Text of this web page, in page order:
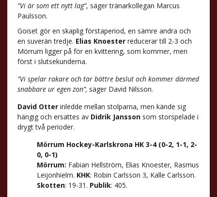
”Vi är som ett nytt lag”, säger tränarkollegan Marcus
Paulsson.
Goiset gör en skaplig förstaperiod, en sämre andra och
en suverän tredje. Elias Knoesterreducerar till 2-3 och
Mörrum ligger på för en kvittering, som kommer, men
först i slutsekunderna.
”Vi spelar rakare och tar bättre beslut och kommer därmed
snabbare ur egen zon”, säger David Nilsson.
David Otterinledde mellan stolparna, men kände sig
hängig och ersattes av Didrik Janssonsom storspelade i
drygt två perioder.
Mörrum Hockey-Karlskrona HK 3-4 (0-2, 1-1, 2-
0, 0-1)
Mörrum: Fabian Hellström, Elias Knoester, Rasmus
Leijonhielm. KHK: Robin Carlsson 3, Kalle Carlsson.
Skotten: 19-31. Publik: 405.